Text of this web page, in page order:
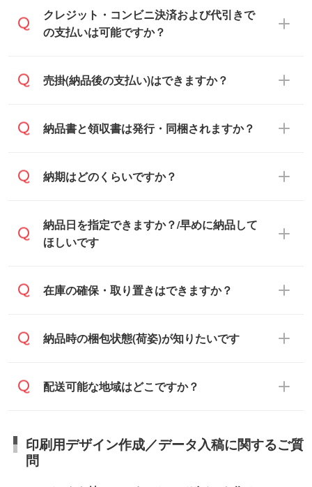
通常、翌営業日までにお送りしておりま
す。混雑状況によっては、お時間をいただ
翌営業日以降のご連絡となります。
クレジット・コンビニ決済および代引きで
の支払いは可能ですか？
銀行振込のみのご対応となります。
売掛(納品後の支払い)はできますか？
基本的には先入金をお願いしております
に対応可能です。
人様からご注文いただく場合でも、お支払
い元が学校や幼稚園・保育園であれば、同
す。
ご希望の際は担当スタッフまでお気軽にご
納品書と領収書は発行・同梱されますか？
納品書・領収書は ご依頼をいただいた場合
でお送りします。
原本の郵送をご希望の場合は、担当スタッ
備考欄』よりお知らせください。
納期はどのくらいですか？
・印刷する場合(500個程度)
ご入金、イメージ画像の校了から約2週間
・商品のみ注文する場合(サンプル購入を含
ます。
納期は商品や数量、印刷方法、ご納品場
所、在庫の有無によって異なります。正確
納品日を指定できますか？/早めに納品して
ほしいです
ご希望の納期がある場合は、お問い合わ
在庫状況や印刷スケジュールを確認のう
短5営業日で出荷可能な商品もご用意してお
商品ページにてご確認ください
在庫の確保・取り置きはできますか？
ご入金確認後に在庫を確保し、注文確定の
ださい。
納品時の梱包状態(荷姿)が知りたいです
商品によって異なります。各ページにある
います。(白箱、化粧箱、ブリスターパック
など)
配送可能な地域はどこですか？
日本全国へお届けが可能です。なお、海外
への直接納品は行っておりませんので予め
印刷用デザイン作成／データ入稿に関するご質
問